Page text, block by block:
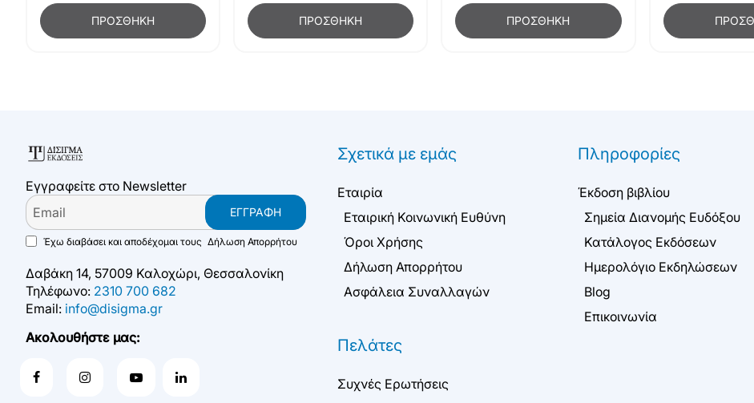
ΠΡΟΣΘΉΚΗ ΠΡΟΣΘΉΚΗ ΠΡΟΣΘΉΚΗ
Εγγραφείτε στο Newsletter
Email
ΕΓΓΡΑΦΉ
Έχω διαβάσει και αποδέχομαι τους Δήλωση Απορρήτου
Δαβάκη 14, 57009 Καλοχώρι, Θεσσαλονίκη
Τηλέφωνο: 2310 700 682
Email: info@disigma.gr
Ακολουθήστε μας:
Σχετικά με εμάς
Εταιρία
Εταιρική Κοινωνική Ευθύνη
Όροι Χρήσης
Δήλωση Απορρήτου
Ασφάλεια Συναλλαγών
Πληροφορίες
Έκδοση βιβλίου
Σημεία Διανομής Ευδόξου
Κατάλογος Εκδόσεων
Ημερολόγιο Εκδηλώσεων
Blog
Επικοινωνία
Πελάτες
Συχνές Ερωτήσεις